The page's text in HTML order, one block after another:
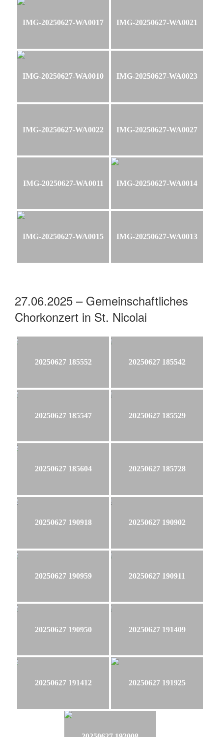
IMG-20250627-WA0017 IMG-20250627-WA0021
IMG-20250627-WA0010 IMG-20250627-WA0023
IMG-20250627-WA0022 IMG-20250627-WA0027
IMG-20250627-WA0011 IMG-20250627-WA0014
IMG-20250627-WA0015 IMG-20250627-WA0013
27.06.2025 – Gemeinschaftliches
Chorkonzert in St. Nicolai
20250627 185552 20250627 185542
20250627 185547 20250627 185529
20250627 185604 20250627 185728
20250627 190918 20250627 190902
20250627 190959 20250627 190911
20250627 190950 20250627 191409
20250627 191412 20250627 191925